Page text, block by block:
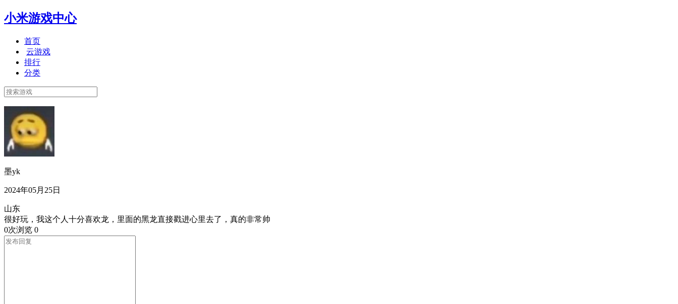
小米游戏中心
首页
云游戏
排行
分类
墨yk
2024年05月25日
山东
很好玩，我这个人十分喜欢龙，里面的黑龙直接戳进心里去了，真的非常帅
0次浏览 0